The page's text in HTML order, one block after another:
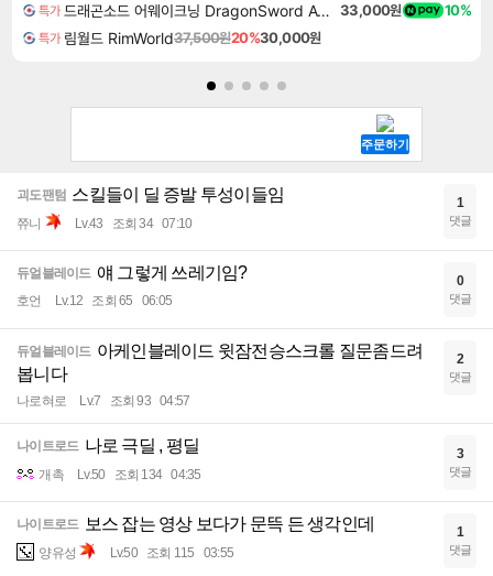
특가 드래곤소드 어웨이크닝 DragonSword Awakening 33,000원 10%
특가 림월드 RimWorld37,500원20%30,000원
괴도팬텀 스킬들이 딜 증발 투성이들임
쮸니 Lv.43 조회 34 07:10
1
댓글
듀얼블레이드 얘 그렇게 쓰레기임?
호언 Lv.12 조회 65 06:05
0
댓글
듀얼블레이드 아케인블레이드 윗잠전승스크롤 질문좀드려
봅니다
나로혀로 Lv.7 조회 93 04:57
2
댓글
나이트로드 나로 극딜 , 평딜
개촉 Lv.50 조회 134 04:35
3
댓글
나이트로드 보스 잡는 영상 보다가 문뜩 든 생각인데
양유성 Lv.50 조회 115 03:55
1
댓글